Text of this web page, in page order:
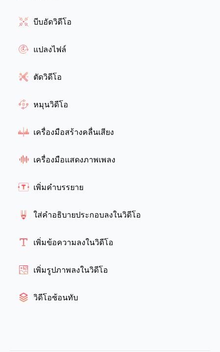
บีบอัดวิดีโอ
แปลงไฟล์
ตัดวิดีโอ
หมุนวิดีโอ
เครื่องมือสร้างคลื่นเสียง
เครื่องมือแสดงภาพเพลง
เพิ่มคำบรรยาย
ใส่คำอธิบายประกอบลงในวิดีโอ
เพิ่มข้อความลงในวิดีโอ
เพิ่มรูปภาพลงในวิดีโอ
วิดีโอซ้อนทับ